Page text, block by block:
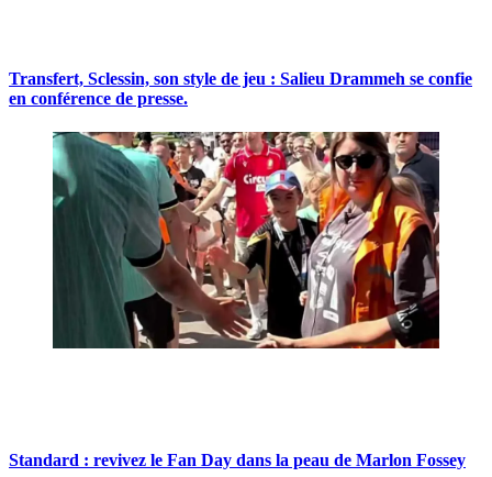
Transfert, Sclessin, son style de jeu : Salieu Drammeh se confie
en conférence de presse.
Standard : revivez le Fan Day dans la peau de Marlon Fossey